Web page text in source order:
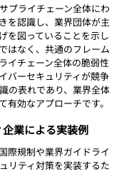
プライチェーン全体にわ
を認識し、業界団体が主
を図っていることを示し
はなく、共通のフレーム
イチェーン全体の脆弱性
バーセキュリティが競争
の表れであり、業界全体
効なアプローチです。
業による実装例
際規制や業界ガイドライ
リティ対策を実装するた